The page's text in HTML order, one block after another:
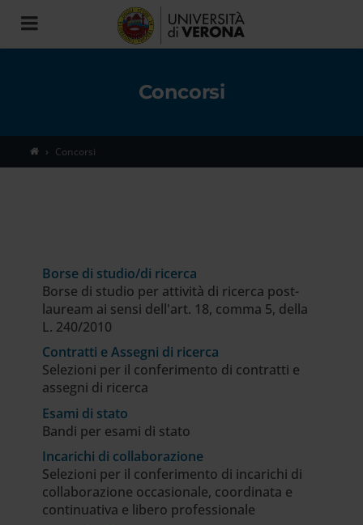
Toggle
navigation
Concorsi
Concorsi
Borse di studio/di ricerca
Borse di studio per attività di ricerca post-
lauream ai sensi dell'art. 18, comma 5, della
L. 240/2010
Contratti e Assegni di ricerca
Selezioni per il conferimento di contratti e
assegni di ricerca
Esami di stato
Bandi per esami di stato
Incarichi di collaborazione
Selezioni per il conferimento di incarichi di
collaborazione occasionale, coordinata e
continuativa e libero professionale